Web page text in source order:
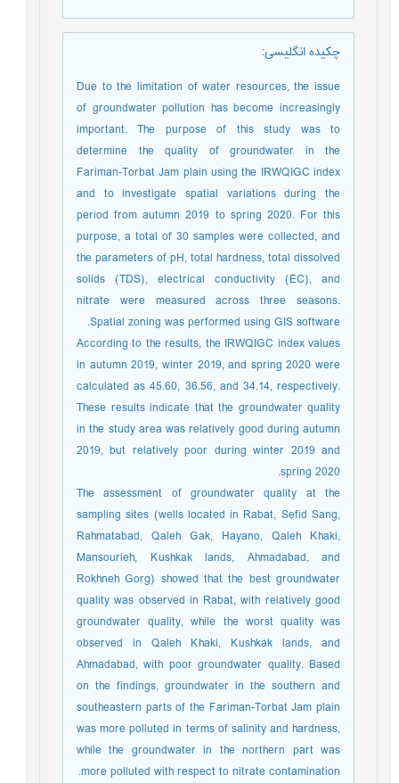
چکیده انگلیسی:
Due to the limitation of water resources, the issue
of groundwater pollution has become increasingly
important. The purpose of this study was to
determine the quality of groundwater in the
Fariman-Torbat Jam plain using the IRWQIGC index
and to investigate spatial variations during the
period from autumn 2019 to spring 2020. For this
purpose, a total of 30 samples were collected, and
the parameters of pH, total hardness, total dissolved
solids (TDS), electrical conductivity (EC), and
nitrate were measured across three seasons.
Spatial zoning was performed using GIS software.
According to the results, the IRWQIGC index values
in autumn 2019, winter 2019, and spring 2020 were
calculated as 45.60, 36.56, and 34.14, respectively.
These results indicate that the groundwater quality
in the study area was relatively good during autumn
2019, but relatively poor during winter 2019 and
spring 2020.
The assessment of groundwater quality at the
sampling sites (wells located in Rabat, Sefid Sang,
Rahmatabad, Qaleh Gak, Hayano, Qaleh Khaki,
Mansourieh, Kushkak lands, Ahmadabad, and
Rokhneh Gorg) showed that the best groundwater
quality was observed in Rabat, with relatively good
groundwater quality, while the worst quality was
observed in Qaleh Khaki, Kushkak lands, and
Ahmadabad, with poor groundwater quality. Based
on the findings, groundwater in the southern and
southeastern parts of the Fariman-Torbat Jam plain
was more polluted in terms of salinity and hardness,
while the groundwater in the northern part was
more polluted with respect to nitrate contamination.